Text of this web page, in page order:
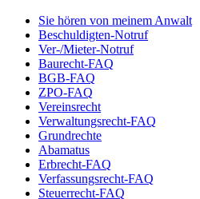
Sie hören von meinem Anwalt
Beschuldigten-Notruf
Ver-/Mieter-Notruf
Baurecht-FAQ
BGB-FAQ
ZPO-FAQ
Vereinsrecht
Verwaltungsrecht-FAQ
Grundrechte
Abamatus
Erbrecht-FAQ
Verfassungsrecht-FAQ
Steuerrecht-FAQ